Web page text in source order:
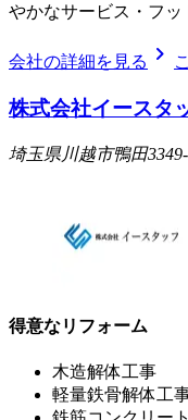
やかなサービス・フッ
会社の詳細を見る chevron_right
株式会社イースタ
埼玉県川越市鴨田
得意なリフォーム
木造解体工事
軽量鉄骨解体工